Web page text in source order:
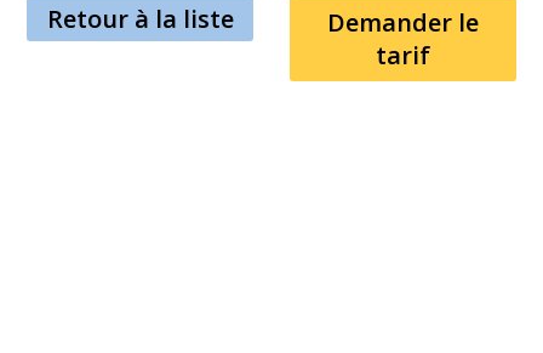
Retour à la liste
Demander le
tarif